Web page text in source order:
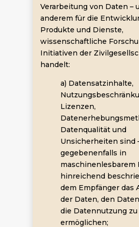
Verarbeitung von Daten –
anderem für die
Produkte und Dienste,
wissenschaftliche
Initiativen der
handelt:
a) Datensatzinhalte,
Lizenzen,
Datenqualität und
Unsicherheiten sind
gegebenenfalls in
maschinenlesbarem
hinreichend
dem Empfänger das
der Daten, den
die Datennutzung zu
ermöglichen;